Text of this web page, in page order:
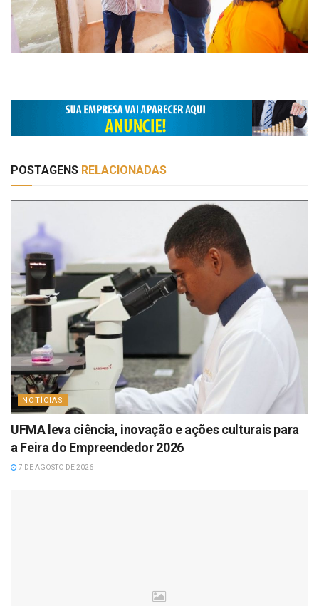
POSTAGENS RELACIONADAS
NOTÍCIAS
UFMA leva ciência, inovação e ações culturais para
a Feira do Empreendedor 2026
7 DE AGOSTO DE 2026